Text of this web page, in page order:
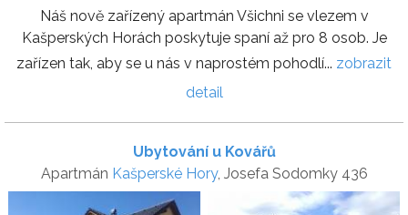
Náš nově zařízený apartmán Všichni se vlezem v
Kašperských Horách poskytuje spaní až pro 8 osob. Je
zařízen tak, aby se u nás v naprostém pohodlí... zobrazit
detail
Ubytování u Kovářů
Apartmán Kašperské Hory, Josefa Sodomky 436